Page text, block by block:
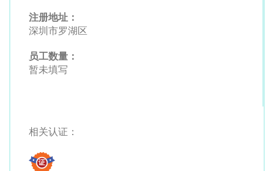
注册地址：
深圳市罗湖区
员工数量：
暂未填写
相关认证：